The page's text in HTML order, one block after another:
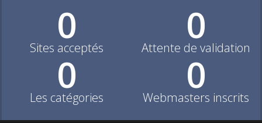
0
Sites acceptés 0
Attente de validation
0
Les catégories 0
Webmasters inscrits